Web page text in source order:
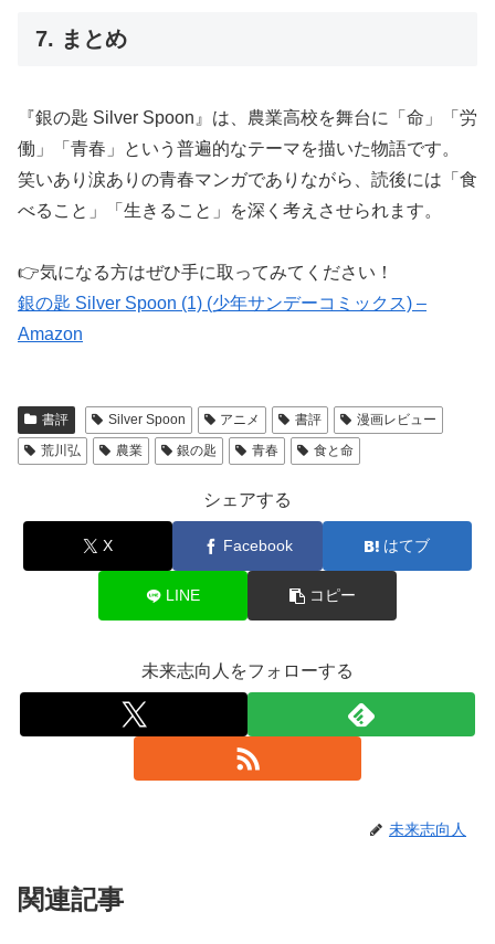
7. まとめ
『銀の匙 Silver Spoon』は、農業高校を舞台に「命」「労
働」「青春」という普遍的なテーマを描いた物語です。
笑いあり涙ありの青春マンガでありながら、読後には「食
べること」「生きること」を深く考えさせられます。
👉気になる方はぜひ手に取ってみてください！
銀の匙 Silver Spoon (1) (少年サンデーコミックス) –
Amazon
書評 Silver Spoon アニメ 書評
漫画レビュー
荒川弘
農業 銀の匙 青春 食と命
シェアする
X Facebook はてブ
LINE コピー
未来志向人をフォローする
未来志向人
関連記事